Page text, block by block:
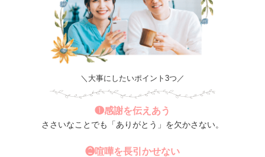
＼大事にしたいポイント3つ／
❶感謝を伝えあう
ささいなことでも「ありがとう」を欠かさない。
❷喧嘩を長引かせない